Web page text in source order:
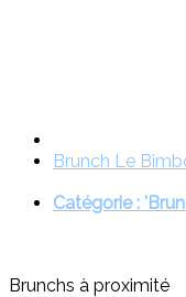
Brunch Le
Catégorie :
Brunchs à proximité